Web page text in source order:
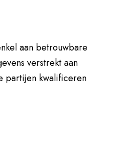
aan betrouwbare
verstrekt aan
partijen kwalificeren